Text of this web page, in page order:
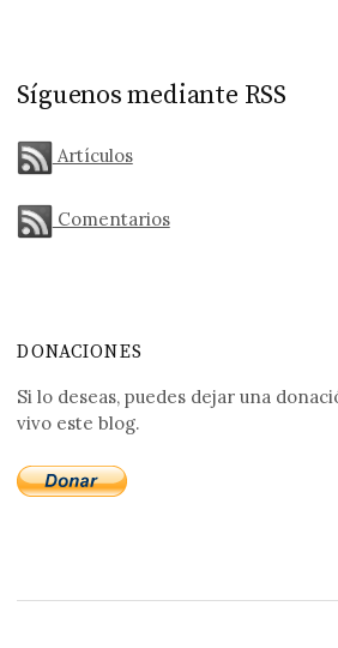
Síguenos mediante RSS
Artículos
Comentarios
DONACIONES
Si lo deseas, puedes dejar una
vivo este blog.